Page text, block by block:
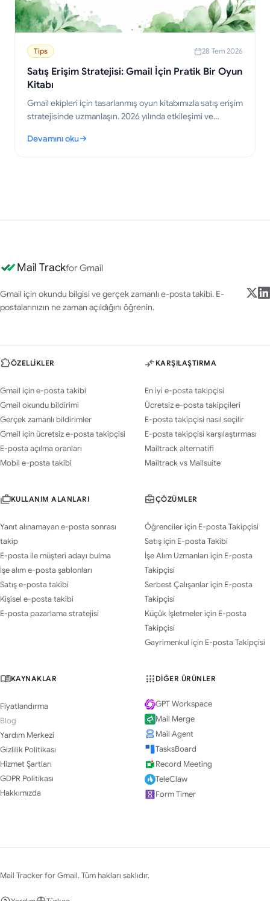
Tips 28 Tem 2026
Satış Erişim Stratejisi: Gmail İçin Pratik Bir Oyun
Kitabı
Gmail ekipleri için tasarlanmış oyun kitabımızla satış erişim
stratejisinde uzmanlaşın. 2026 yılında etkileşimi ve
Devamını oku
: Satış Erişim Stratejisi: Gmail İçin Pratik Bir Oyun Kitabı
Mail Trackfor Gmail
Gmail için okundu bilgisi ve gerçek zamanlı e-posta takibi. E-
postalarınızın ne zaman açıldığını öğrenin.
ÖZELLIKLER
Gmail için e-posta takibi
Gmail okundu bildirimi
Gerçek zamanlı bildirimler
Gmail için ücretsiz e-posta takipçisi
E-posta açılma oranları
Mobil e-posta takibi
KARŞILAŞTIRMA
En iyi e-posta takipçisi
Ücretsiz e-posta takipçileri
E-posta takipçisi nasıl seçilir
E-posta takipçisi karşılaştırması
Mailtrack alternatifi
Mailtrack vs Mailsuite
KULLANIM ALANLARI
Yanıt alınamayan e-posta sonrası
takip
E-posta ile müşteri adayı bulma
İşe alım e-posta şablonları
Satış e-posta takibi
Kişisel e-posta takibi
E-posta pazarlama stratejisi
ÇÖZÜMLER
Öğrenciler için E-posta Takipçisi
Satış için E-posta Takibi
İşe Alım Uzmanları için E-posta
Takipçisi
Serbest Çalışanlar için E-posta
Takipçisi
Küçük İşletmeler için E-posta
Takipçisi
Gayrimenkul için E-posta Takipçisi
KAYNAKLAR
Fiyatlandırma
Blog
Yardım Merkezi
Gizlilik Politikası
Hizmet Şartları
GDPR Politikası
Hakkımızda
DIĞER ÜRÜNLER
GPT Workspace
Mail Merge
Mail Agent
TasksBoard
Record Meeting
TeleClaw
Form Timer
Mail Tracker for Gmail. Tüm hakları saklıdır.